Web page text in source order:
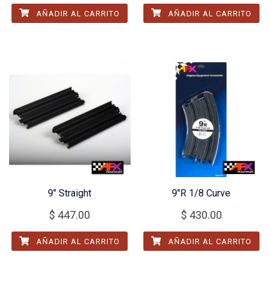
AÑADIR AL CARRITO AÑADIR AL CARRITO
9″ Straight
$ 447.00
AÑADIR AL CARRITO
9″R 1/8 Curve
$ 430.00
AÑADIR AL CARRITO